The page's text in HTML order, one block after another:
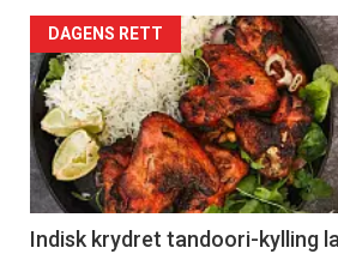
DAGENS RETT
Indisk krydret tandoori-kylling